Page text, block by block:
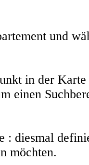
und
in der
einen
: diesmal
möchten.